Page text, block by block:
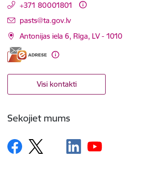
+371 80001801
E-pasts:
pasts@ta.gov.lv
Antonijas iela 6, Rīga, LV - 1010
Visi kontakti
Sekojiet mums